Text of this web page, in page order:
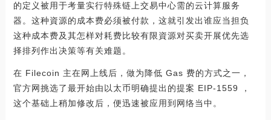
的定义被用于考量实行特殊链上交易中心需的云计算服务
器。这种資源的成本费必须被付款，这就引发出谁应当担负
这种成本费及其怎样对耗费比较有限資源对买卖开展优先选
择排列作出决策等有关难题。
在 Filecoin 主在网上线后，做为降低 Gas 费的方式之一，
官方网挑选了最开始由以太币明确提出的提案 EIP-1559 ，
这个基础上稍加修改后，便迅速被应用到网络当中。